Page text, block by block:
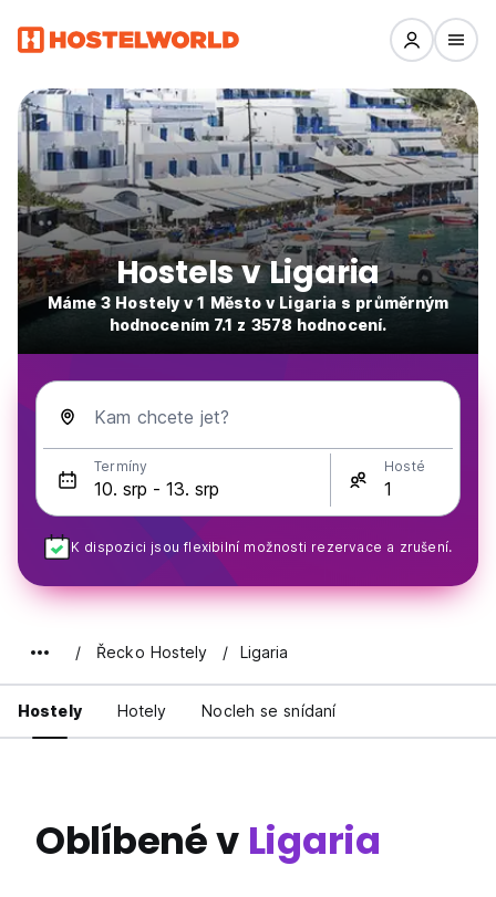
Hostels v Ligaria
Máme 3 Hostely v 1 Město v Ligaria s průměrným
hodnocením 7.1 z 3578 hodnocení.
Kam chcete jet?
Termíny Hosté
K dispozici jsou flexibilní možnosti rezervace a zrušení.
Řecko Hostely Ligaria
Hostely Hotely Nocleh se snídaní
Oblíbené v Ligaria